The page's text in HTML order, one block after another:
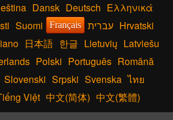
Dansk Deutsch Ελληνικά
Suomi Français עברית Hrvatski
日本語 한글 Lietuvių Latviešu
Polski Português Română
Slovenski Srpski Svenska ไทย
Việt 中文(简体) 中文(繁體)